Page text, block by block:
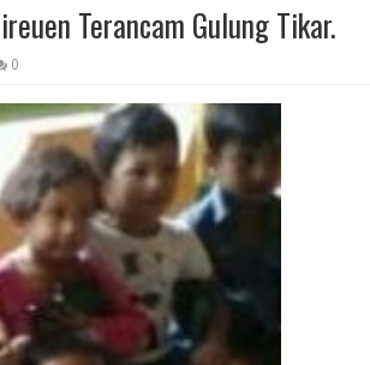
Terancam Gulung Tikar.
0